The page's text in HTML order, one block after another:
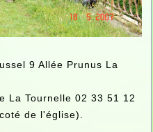
9 Allée Prunus La
La Tournelle 02 33 51 12
de l'église).